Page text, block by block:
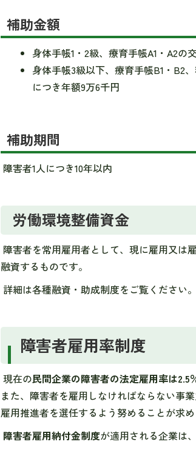
補助金額
身体手帳1・2級、療育手帳A1・A2の
身体手帳3級以下、療育手帳B1・B2
につき年額9万6千円
補助期間
障害者1人につき10年以内
労働環境整備資金
障害者を常用雇用者として、現に雇用又は
融資するものです。
詳細は各種融資・助成制度をご覧ください。
障害者雇用率制度
現在の民間企業の障害者の法定雇用率は2.5
また、障害者を雇用しなければならない事
雇用推進者を選任するよう努めることが求め
障害者雇用納付金制度が適用される企業は